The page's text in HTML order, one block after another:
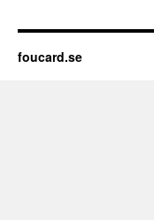
foucard.se